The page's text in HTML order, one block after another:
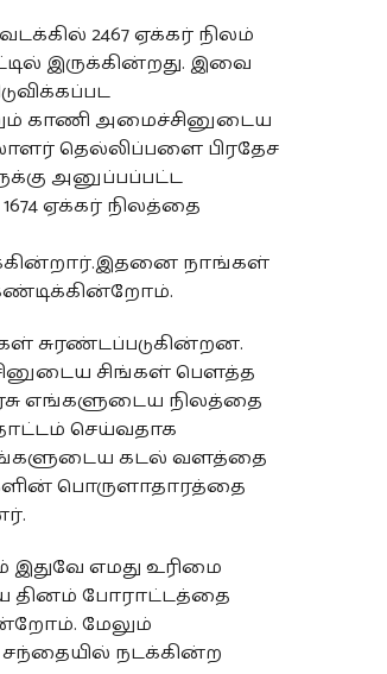
2467 ஏக்கர் நிலம்
இருக்கின்றது. இவை
காணி அமைச்சினுடைய
தெல்லிப்பளை பிரதேச
அனுப்பப்பட்ட
ஏக்கர் நிலத்தை
நாங்கள்
சுரண்டப்படுகின்றன.
சிங்கள் பௌத்த
எங்களுடைய நிலத்தை
செய்வதாக
கடல் வளத்தை
பொருளாதாரத்தை
இதுவே எமது உரிமை
தினம் போராட்டத்தை
மேலும்
நடக்கின்ற